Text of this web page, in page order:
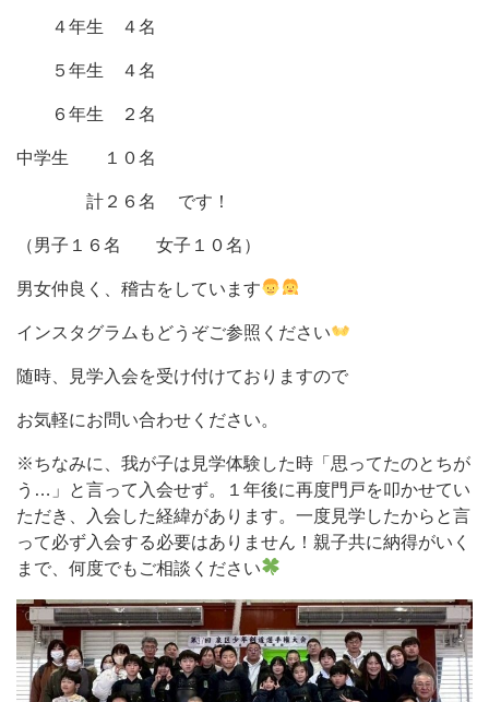
４年生 ４名
５年生 ４名
６年生 ２名
中学生 １０名
計２６名 です！
（男子１６名 女子１０名）
男女仲良く、稽古をしています
インスタグラムもどうぞご参照ください
随時、見学入会を受け付けておりますので
お気軽にお問い合わせください。
※ちなみに、我が子は見学体験した時「思ってたのとちが
う…」と言って入会せず。１年後に再度門戸を叩かせてい
ただき、入会した経緯があります。一度見学したからと言
って必ず入会する必要はありません！親子共に納得がいく
まで、何度でもご相談ください